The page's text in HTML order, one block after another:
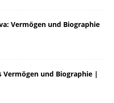
Vermögen und Biographie
Vermögen und Biographie |